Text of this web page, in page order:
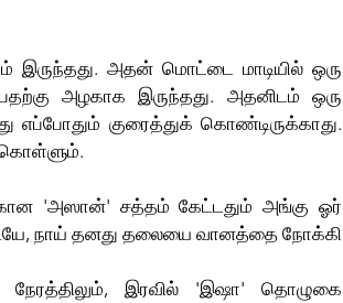
இருந்தது. அதன் மொட்டை மாடியில் ஒரு
அழகாக இருந்தது. அதனிடம் ஒரு
எப்போதும் குரைத்துக் கொண்டிருக்காது.
'அஸான்' சத்தம் கேட்டதும் அங்கு ஓர்
நாய் தனது தலையை வானத்தை நோக்கி
நேரத்திலும், இரவில் 'இஷா' தொழுகை